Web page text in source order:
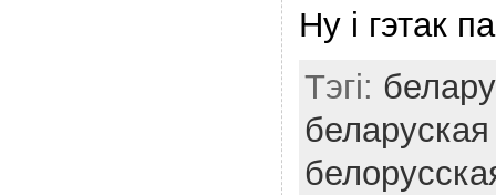
Ну і гэтак
Тэгі: